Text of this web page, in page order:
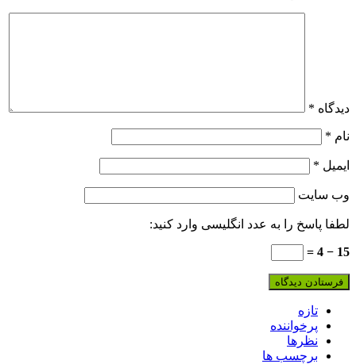
*
*
*
سایت
پاسخ را به عدد انگلیسی وارد کنید:
15 −
تازه
پرخواننده
نظرها
برچسب ها